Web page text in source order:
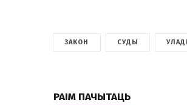
ЗАКОН СУДЫ
РАІМ ПАЧЫТАЦЬ